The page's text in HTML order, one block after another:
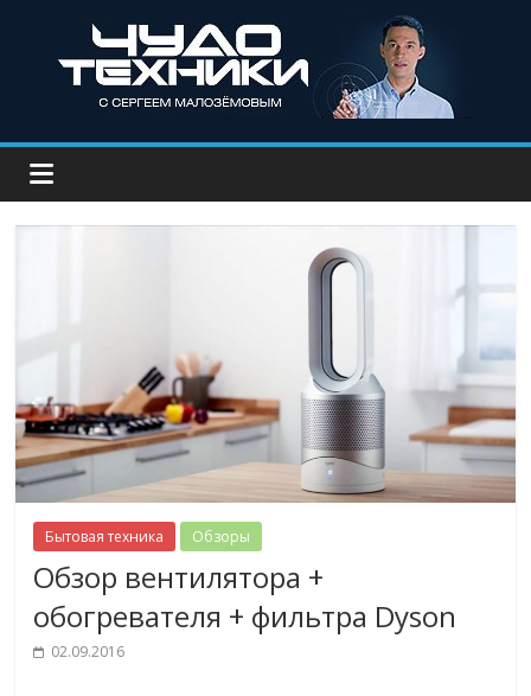
Бытовая техника Обзоры
Обзор вентилятора +
обогревателя + фильтра Dyson
02.09.2016